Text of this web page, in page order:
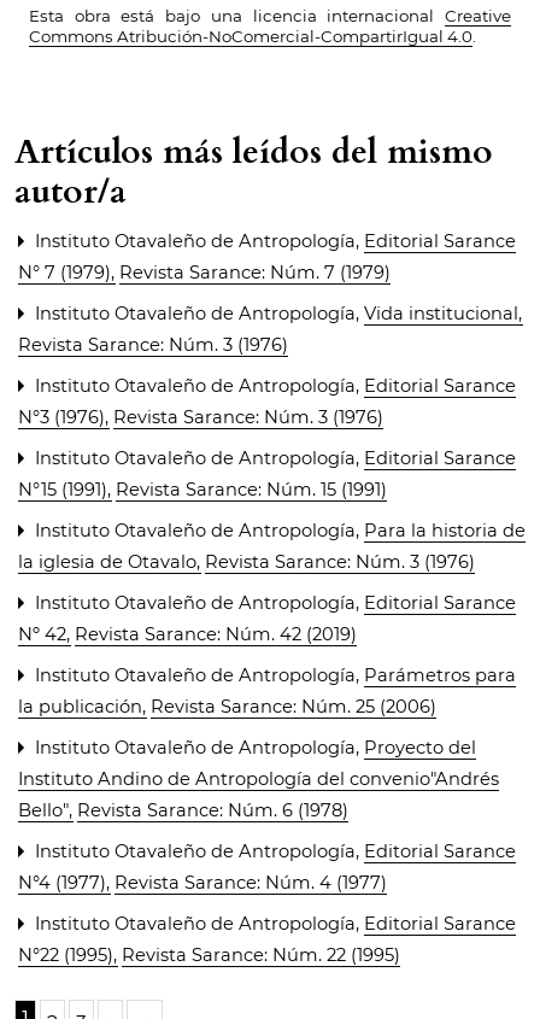
Esta obra está bajo una licencia internacional Creative
Commons Atribución-NoComercial-CompartirIgual 4.0
Artículos más leídos del mismo
autor/a
Instituto Otavaleño de Antropología, Editorial Sarance
N° 7 (1979), Revista Sarance: Núm. 7 (1979)
Instituto Otavaleño de Antropología, Vida institucional,
Revista Sarance: Núm. 3 (1976)
Instituto Otavaleño de Antropología, Editorial Sarance
N°3 (1976), Revista Sarance: Núm. 3 (1976)
Instituto Otavaleño de Antropología, Editorial Sarance
N°15 (1991), Revista Sarance: Núm. 15 (1991)
Instituto Otavaleño de Antropología, Para la historia de
la iglesia de Otavalo, Revista Sarance: Núm. 3 (1976)
Instituto Otavaleño de Antropología, Editorial Sarance
Nº 42, Revista Sarance: Núm. 42 (2019)
Instituto Otavaleño de Antropología, Parámetros para
la publicación, Revista Sarance: Núm. 25 (2006)
Instituto Otavaleño de Antropología, Proyecto del
Instituto Andino de Antropología del convenio"Andrés
Bello", Revista Sarance: Núm. 6 (1978)
Instituto Otavaleño de Antropología, Editorial Sarance
N°4 (1977), Revista Sarance: Núm. 4 (1977)
Instituto Otavaleño de Antropología, Editorial Sarance
N°22 (1995), Revista Sarance: Núm. 22 (1995)